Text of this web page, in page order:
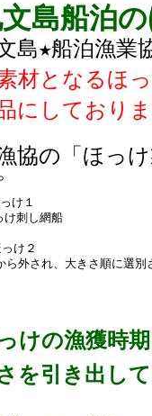
島船泊
島★船泊漁業
材となるほ
にしており
協の「ほっ
け刺し網船
ら外され、大きさ順に選別
けの漁獲時
を引き出し